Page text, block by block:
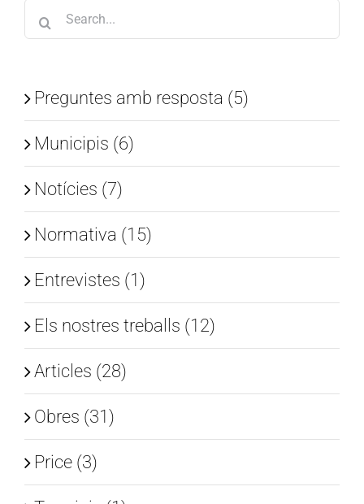
Search
for:
Preguntes amb resposta (5)
Municipis (6)
Notícies (7)
Normativa (15)
Entrevistes (1)
Els nostres treballs (12)
Articles (28)
Obres (31)
Price (3)